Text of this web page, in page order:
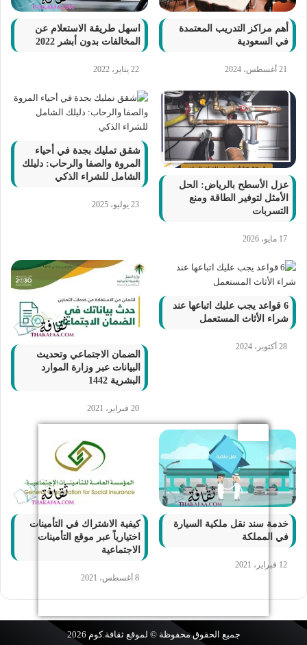
أهم مراكز التدريب المعتمدة
في السعودية
21 أغسطس، 2024
اسهل طريقة الاستعلام عن
المخالفات بدون أبشر 2022
22 يناير، 2022
عزل الأسطح بالرياض: الحل
الأمثل لتوفير الطاقة ومنع
التسربات
17 مايو، 2026
شقق تمليك بجدة في أحياء
المروة والصفا والرحاب: دليلك
الشامل للشراء الذكي
23 يوليو، 2025
6 قواعد يجب عليك اتباعها عند
شراء الأثاث المستعمل
28 أكتوبر، 2024
الضمان الاجتماعي وتحديث
البيانات عبر وزارة الموارد
البشرية 1442
20 فبراير، 2021
خدمة سند نقل ملكية السيارة
في المملكة
12 فبراير، 2021
كيفية الاشتراك في التأمينات
اختيارياً عبر موقع التأمينات
الاجتماعية
8 أغسطس، 2021
جميع الحقوق محفوظة © لموقعثقافة.كوم